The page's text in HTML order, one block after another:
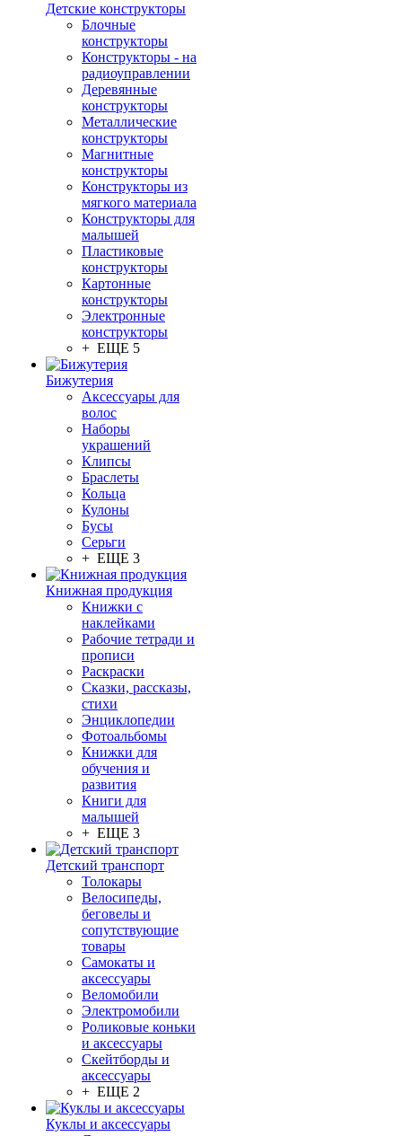
Детские конструкторы
Блочные
конструкторы
Конструкторы - на
радиоуправлении
Деревянные
конструкторы
Металлические
конструкторы
Магнитные
конструкторы
Конструкторы из
мягкого материала
Конструкторы для
малышей
Пластиковые
конструкторы
Картонные
конструкторы
Электронные
конструкторы
+ ЕЩЕ 5
Бижутерия
Аксессуары для
волос
Наборы
украшений
Клипсы
Браслеты
Кольца
Кулоны
Бусы
Серьги
+ ЕЩЕ 3
Книжная продукция
Книжки с
наклейками
Рабочие тетради и
прописи
Раскраски
Сказки, рассказы,
стихи
Энциклопедии
Фотоальбомы
Книжки для
обучения и
развития
Книги для
малышей
+ ЕЩЕ 3
Детский транспорт
Толокары
Велосипеды,
беговелы и
сопутствующие
товары
Самокаты и
аксессуары
Веломобили
Электромобили
Роликовые коньки
и аксессуары
Скейтборды и
аксессуары
+ ЕЩЕ 2
Куклы и аксессуары